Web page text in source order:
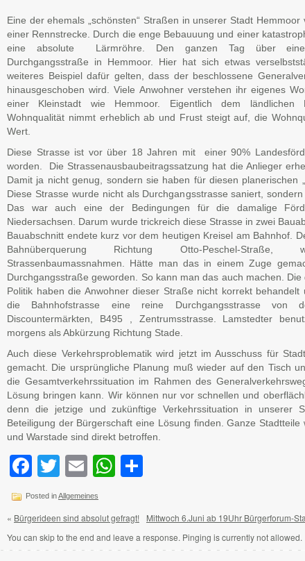
Eine der ehemals „schönsten“ Straßen in unserer Stadt
einer Rennstrecke. Durch die enge Bebauuung und einer
eine absolute Lärmröhre. Den ganzen Tag über eine
Durchgangsstraße in Hemmoor. Hier hat sich etwas
weiteres Beispiel dafür gelten, dass der beschlossene
hinausgeschoben wird. Viele Anwohner verstehen ihr eigenes
einer Kleinstadt wie Hemmoor. Eigentlich dem ländlichen
Wohnqualität nimmt erheblich ab und Frust steigt auf, die
Wert.
Diese Strasse ist vor über 18 Jahren mit einer 90%
worden. Die Strassenausbaubeitragssatzung hat die Anlieger
Damit ja nicht genug, sondern sie haben für diesen planerischen
Diese Strasse wurde nicht als Durchgangsstrasse saniert,
Das war auch eine der Bedingungen für die damalige
Niedersachsen. Darum wurde trickreich diese Strasse in zwei
Bauabschnitt endete kurz vor dem heutigen Kreisel am Bahnhof.
Bahnüberquerung Richtung Otto-Peschel-Straße,
Strassenbaumassnahmen. Hätte man das in einem Zuge
Durchgangsstraße geworden. So kann man das auch machen. Die
Politik haben die Anwohner dieser Straße nicht korrekt
die Bahnhofstrasse eine reine Durchgangsstrasse
Discountermärkten, B495 , Zentrumsstrasse. Lamstedter
morgens als Abkürzung Richtung Stade.
Auch diese Verkehrsproblematik wird jetzt im Ausschuss für
gemacht. Die ursprüngliche Planung muß wieder auf den Tisch
die Gesamtverkehrssituation im Rahmen des
Lösung bringen kann. Wir können nur vor schnellen und
denn die jetzige und zukünftige Verkehrssituation in unserer
Beteiligung der Bürgerschaft eine Lösung finden. Ganze Stadtteile
und Warstade sind direkt betroffen.
Facebook
TwitterEmailWhatsApp
Posted inAllgemeines
« Bürgerideen sind absolut gefragt! Mittwoch 6.Juni ab 19Uhr Bürgerforum-
You can skip to the end and leave a response. Pinging is currently not allowed.